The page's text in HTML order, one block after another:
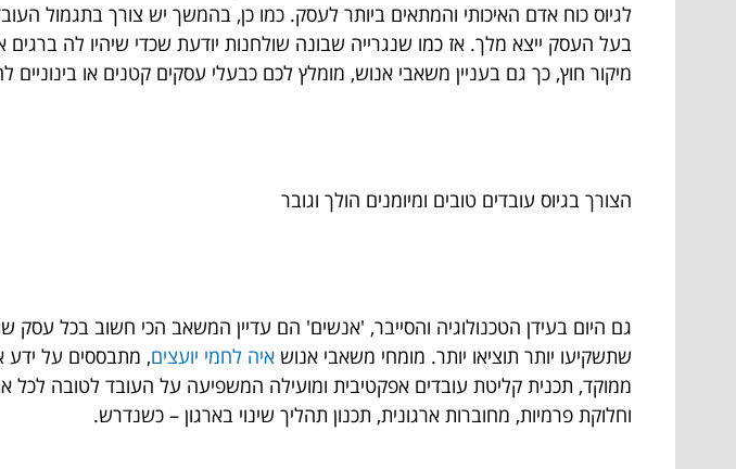
לגיוס כוח אדם האיכותי והמתאים ביותר לעסק. כמו כן, בהמשך יש צורך בתגמול
בעל העסק ייצא מלך. אז כמו שנגרייה שבונה שולחנות יודעת שכדי שיהיו לה
מיקור חוץ, כך גם בעניין משאבי אנוש, מומלץ לכם כבעלי עסקים קטנים או
הצורך בגיוס עובדים טובים ומיומנים הולך וגובר
גם היום בעידן הטכנולוגיה והסייבר, 'אנשים' הם עדיין המשאב הכי חשוב בכל
שתשקיעו יותר תוציאו יותר. מומחי משאבי אנוש איה לחמי יועצים, מתבססים על ידע
ממוקד, תכנית קליטת עובדים אפקטיבית ומועילה המשפיעה על העובד לטובה לכל
וחלוקת פרמיות, מחוברות ארגונית, תכנון תהליך שינוי בארגון – כשנדרש.